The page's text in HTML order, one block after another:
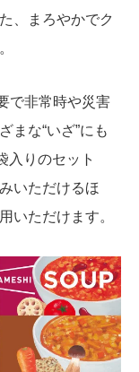
、まろやかでク
で非常時や災害
まな“いざ”にも
入りのセット
いただけるほ
いただけます。